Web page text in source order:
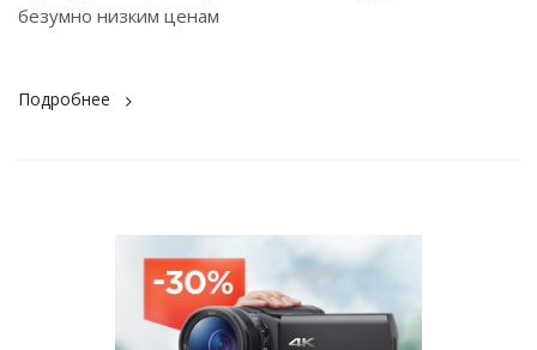
безумно низким ценам
Подробнее